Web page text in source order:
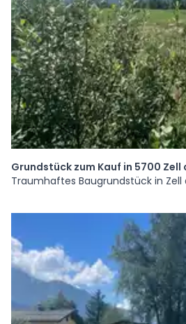
Grundstück zum Kauf in 5700 Zell
Traumhaftes Baugrundstück in Zell